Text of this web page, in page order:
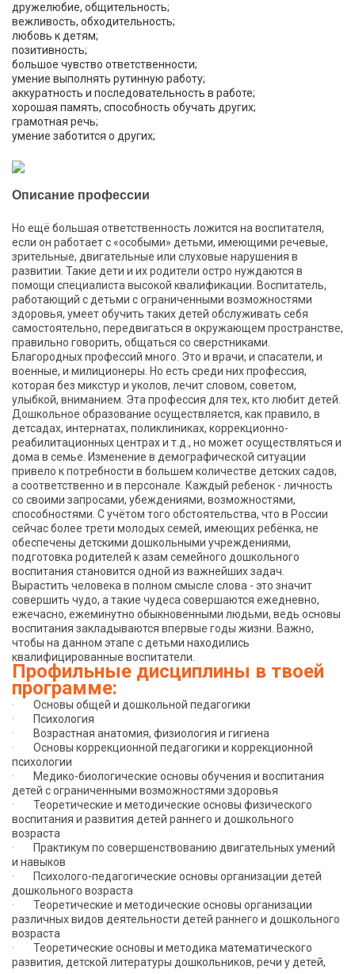
дружелюбие, общительность;
вежливость, обходительность;
любовь к детям;
позитивность;
большое чувство ответственности;
умение выполнять рутинную работу;
аккуратность и последовательность в работе;
хорошая память, способность обучать других;
грамотная речь;
умение заботится о других;
Описание профессии
Но ещё большая ответственность ложится на воспитателя,
если он работает с «особыми» детьми, имеющими речевые,
зрительные, двигательные или слуховые нарушения в
развитии. Такие дети и их родители остро нуждаются в
помощи специалиста высокой квалификации. Воспитатель,
работающий с детьми с ограниченными возможностями
здоровья, умеет обучить таких детей обслуживать себя
самостоятельно, передвигаться в окружающем пространстве,
правильно говорить, общаться со сверстниками.
Благородных профессий много. Это и врачи, и спасатели, и
военные, и милиционеры. Но есть среди них профессия,
которая без микстур и уколов, лечит словом, советом,
улыбкой, вниманием. Эта профессия для тех, кто любит детей.
Дошкольное образование осуществляется, как правило, в
детсадах, интернатах, поликлиниках, коррекционно-
реабилитационных центрах и т.д., но может осуществляться и
дома в семье. Изменение в демографической ситуации
привело к потребности в большем количестве детских садов,
а соответственно и в персонале. Каждый ребенок - личность
со своими запросами, убеждениями, возможностями,
способностями. С учётом того обстоятельства, что в России
сейчас более трети молодых семей, имеющих ребёнка, не
обеспечены детскими дошкольными учреждениями,
подготовка родителей к азам семейного дошкольного
воспитания становится одной из важнейших задач.
Вырастить человека в полном смысле слова - это значит
совершить чудо, а такие чудеса совершаются ежедневно,
ежечасно, ежеминутно обыкновенными людьми, ведь основы
воспитания закладываются впервые годы жизни. Важно,
чтобы на данном этапе с детьми находились
квалифицированные воспитатели.
Профильные дисциплины в твоей
программе:
· Основы общей и дошкольной педагогики
·
Психология
·
Возрастная анатомия, физиология и гигиена
· Основы коррекционной педагогики и коррекционной
психологии
·
Медико-биологические основы обучения и воспитания
детей с ограниченными возможностями здоровья
· Теоретические и методические основы физического
воспитания и развития детей раннего и дошкольного
возраста
·
Практикум по совершенствованию двигательных умений
и навыков
·
Психолого-педагогические основы организации детей
дошкольного возраста
· Теоретические и методические основы организации
различных видов деятельности детей раннего и дошкольного
возраста
· Теоретические основы и методика математического
развития, детской литературы дошкольников, речи у детей,